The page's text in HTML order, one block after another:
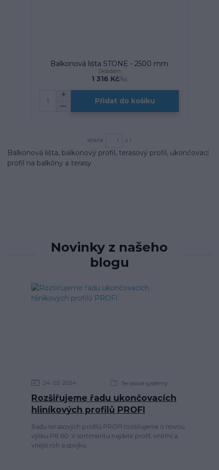
Balkonová lišta STONE - 2500 mm
1 316 Kč/ks
Skladem
Přidat do košíku
strana z 1
Balkonová lišta, balkonový profil, terasový profil, ukončovací
profil na balkóny a terasy
Novinky z našeho
blogu
24 03 2024 Terasové systémy
Rozšiřujeme řadu ukončovacích
hliníkových profilů PROFI
Řadu terasových profilů PROFI rozšiřujeme o novou
výšku PR 60. V sortimentu najdete profil, vnitřní a
vnější roh a spojku.